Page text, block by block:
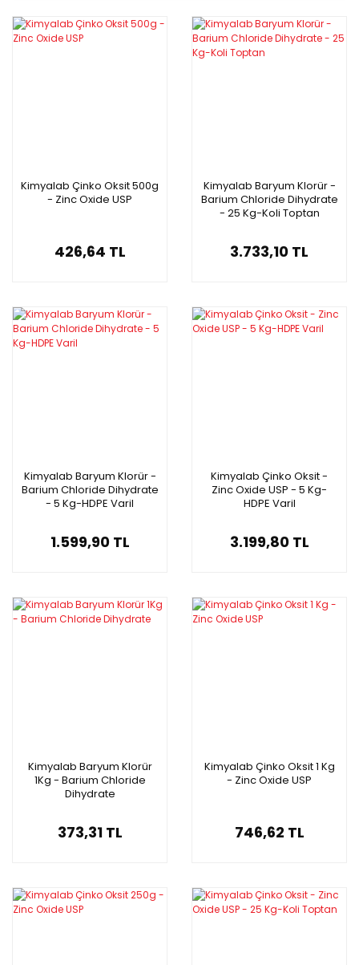
Kimyalab Çinko Oksit 500g
- Zinc Oxide USP
426,64 TL
Kimyalab Baryum Klorür -
Barium Chloride Dihydrate
- 25 Kg-Koli Toptan
3.733,10 TL
Kimyalab Baryum Klorür -
Barium Chloride Dihydrate
- 5 Kg-HDPE Varil
1.599,90 TL
Kimyalab Çinko Oksit -
Zinc Oxide USP - 5 Kg-
HDPE Varil
3.199,80 TL
Kimyalab Baryum Klorür
1Kg - Barium Chloride
Dihydrate
373,31 TL
Kimyalab Çinko Oksit 1 Kg
- Zinc Oxide USP
746,62 TL